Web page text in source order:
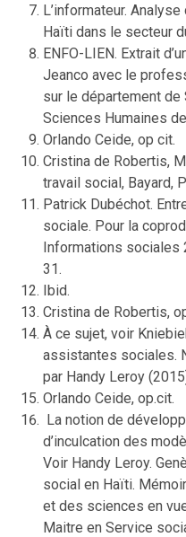
L’informateur.
Haïti dans le secteur
ENFO-LIEN. Extrait
Jeanco avec le
sur le département
Sciences Humaines de
Orlando Ceide, op cit.
Cristina de Robertis,
travail social, Bayard,
Patrick Dubéchot.
sociale. Pour la
Informations sociales
31.
Ibid.
Cristina de Robertis,
À ce sujet, voir
assistantes sociales.
par Handy Leroy
Orlando Ceide, op.cit.
La notion de
d’inculcation des
Voir Handy Leroy.
social en Haïti.
et des sciences en
Maitre en Service